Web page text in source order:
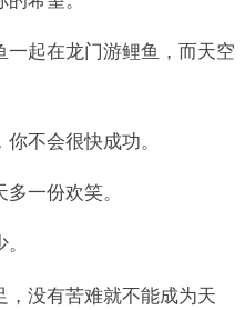
一起在龙门游鲤鱼，而天空
不会很快成功。
一份欢笑。
，没有苦难就不能成为天